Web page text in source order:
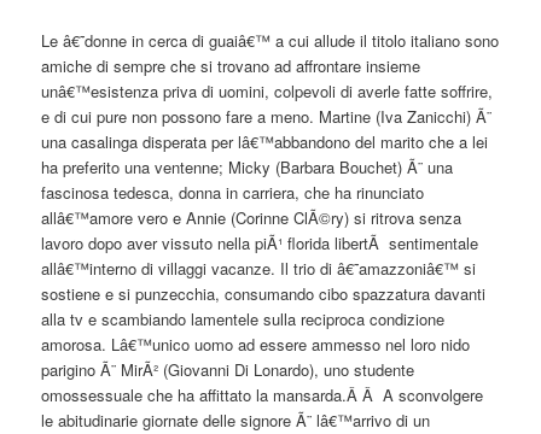
Le â€˜donne in cerca di guaiâ€™ a cui allude il titolo italiano sono
amiche di sempre che si trovano ad affrontare insieme
unâ€™esistenza priva di uomini, colpevoli di averle fatte soffrire,
e di cui pure non possono fare a meno. Martine (Iva Zanicchi) Ã¨
una casalinga disperata per lâ€™abbandono del marito che a lei
ha preferito una ventenne; Micky (Barbara Bouchet) Ã¨ una
fascinosa tedesca, donna in carriera, che ha rinunciato
allâ€™amore vero e Annie (Corinne ClÃ©ry) si ritrova senza
lavoro dopo aver vissuto nella piÃ¹ florida libertÃ sentimentale
allâ€™interno di villaggi vacanze. Il trio di â€˜amazzoniâ€™ si
sostiene e si punzecchia, consumando cibo spazzatura davanti
alla tv e scambiando lamentele sulla reciproca condizione
amorosa. Lâ€™unico uomo ad essere ammesso nel loro nido
parigino Ã¨ MirÃ² (Giovanni Di Lonardo), uno studente
omossessuale che ha affittato la mansarda.Â Â A sconvolgere
le abitudinarie giornate delle signore Ã¨ lâ€™arrivo di un